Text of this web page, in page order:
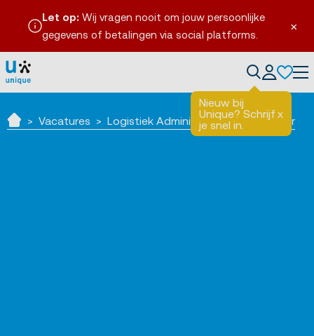
×
Let op: Wij vragen nooit om jouw persoonlijke
gegevens of betalingen via social platforms.
Nieuw bij
Unique? Schrijf
je snel in.
x
Vacatures Logistiek Administratief Medewerker